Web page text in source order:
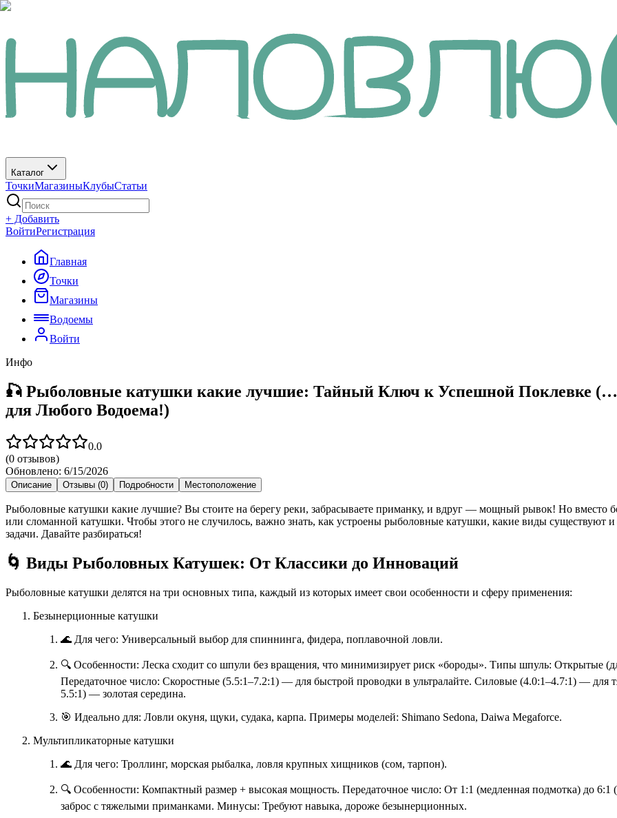
Каталог
ТочкиМагазиныКлубыСтатьи
+ Добавить
ВойтиРегистрация
Главная
Точки
Магазины
Водоемы
Войти
Инфо
🎣 Рыболовные катушки какие лучшие: Тайный Ключ к Успешной Поклевке
для Любого Водоема!)
0.0
(0 отзывов)
Обновлено: 6/15/2026
Описание Отзывы (0) Подробности Местоположение
Рыболовные катушки какие лучшие? Вы стоите на берегу реки, забрасываете приманку, и вдруг — мощный рывок! Но вместо
или сломанной катушки. Чтобы этого не случилось, важно знать, как устроены рыболовные катушки, какие виды существуют
задачи. Давайте разбираться!
🌀 Виды Рыболовных Катушек: От Классики до Инноваций
Рыболовные катушки делятся на три основных типа, каждый из которых имеет свои особенности и сферу применения:
Безынерционные катушки
🌊 Для чего: Универсальный выбор для спиннинга, фидера, поплавочной ловли.
🔍 Особенности: Леска сходит со шпули без вращения, что минимизирует риск «бороды». Типы шпуль: Открытые
Передаточное число: Скоростные (5.5:1–7.2:1) — для быстрой проводки в ультралайте. Силовые (4.0:1–4.7:1) —
5.5:1) — золотая середина.
🎯 Идеально для: Ловли окуня, щуки, судака, карпа. Примеры моделей: Shimano Sedona, Daiwa Megaforce.
Мультипликаторные катушки
🌊 Для чего: Троллинг, морская рыбалка, ловля крупных хищников (сом, тарпон).
🔍 Особенности: Компактный размер + высокая мощность. Передаточное число: От 1:1 (медленная подмотка) до 6:1
заброс с тяжелыми приманками. Минусы: Требуют навыка, дороже безынерционных.